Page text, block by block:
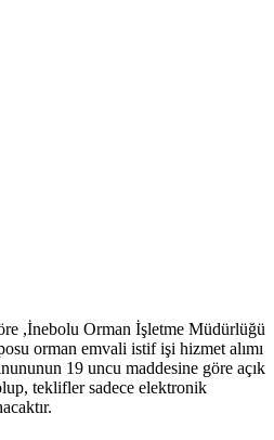
,İnebolu Orman İşletme Müdürlüğü
orman emvali istif işi hizmet alımı
19 uncu maddesine göre açık
teklifler sadece elektronik